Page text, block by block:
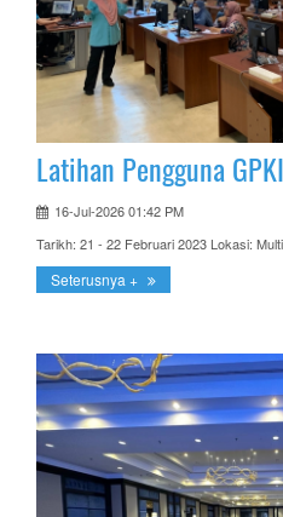
Latihan Pengguna
16-Jul-2026 01:42 PM
Tarikh: 21 - 22 Februari 2023 Lokasi:
Seterusnya +